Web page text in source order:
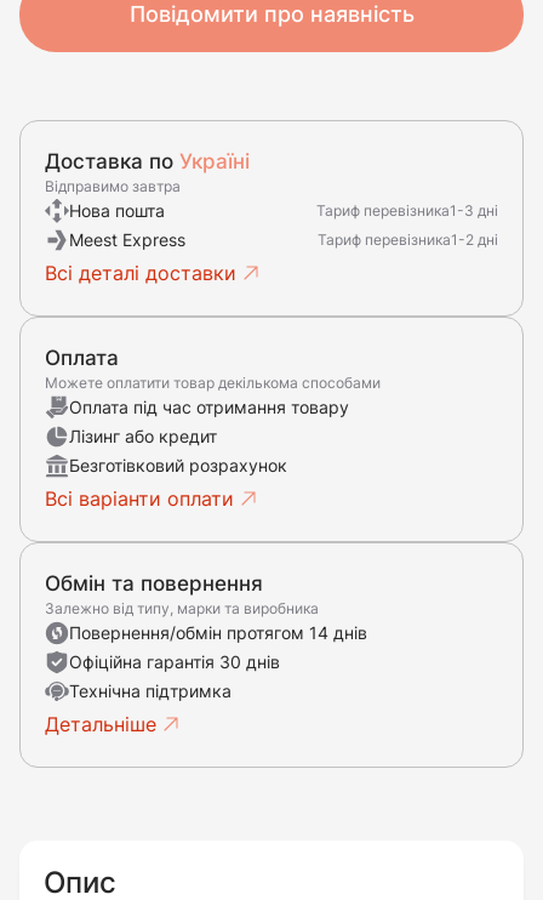
Повідомити про наявність
Доставка по Україні
Відправимо завтра
Нова пошта Тариф перевізника1-3 дні
Meest Express Тариф перевізника1-2 дні
Всі деталі доставки
Оплата
Можете оплатити товар декількома способами
Оплата під час отримання товару
Лізинг або кредит
Безготівковий розрахунок
Всі варіанти оплати
Обмін та повернення
Залежно від типу, марки та виробника
Повернення/обмін протягом 14 днів
Офіційна гарантія 30 днів
Технічна підтримка
Детальніше
Опис